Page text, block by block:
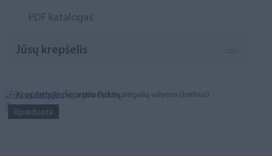
PDF katalogas
Jūsų krepšelis
Krepšelyje nėra produktų.
⌂ Frezos antgaliaiŠepetėlis frezos antgalių valymui (švelnus)
Išparduota
🔍